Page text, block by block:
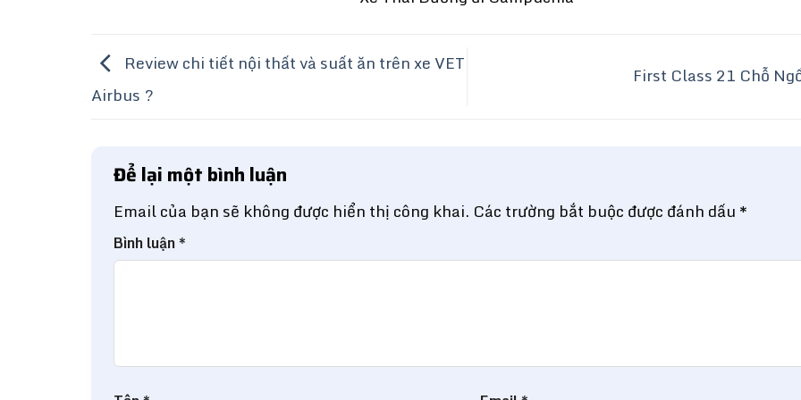
Review chi tiết nội thất và suất ăn trên xe VET
Airbus ?
First Class 21 Chỗ
Để lại một bình luận
Email của bạn sẽ không được hiển thị công khai. Các trường bắt buộc được đánh dấu *
Bình luận*